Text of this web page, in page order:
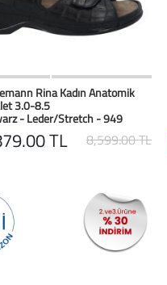
BAK Favorilerim
Rina Kadın Anatomik
3.0-8.5
- Leder/Stretch - 949
TL 8,599.00 TL